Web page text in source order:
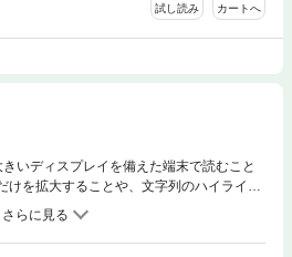
試し読み カートへ
いディスプレイを備えた端末で読むこと
けを拡大することや、文字列のハイライ
どの機能が使用できません。キーボードが
しに操れる大特集から、Surface/8インチ
容量を増やし、バッテリーを延ばし、加え